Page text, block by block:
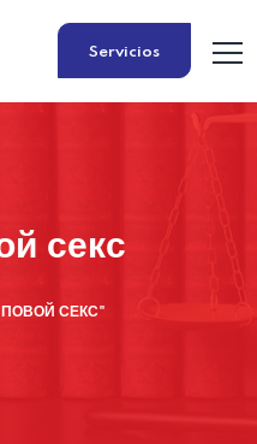
Servicios
секс
СЕКС"